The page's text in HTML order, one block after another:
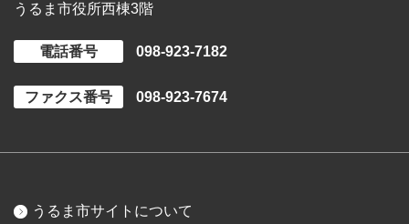
うるま市役所西棟3階
電話番号 098-923-7182
ファクス番号 098-923-7674
うるま市サイトについて